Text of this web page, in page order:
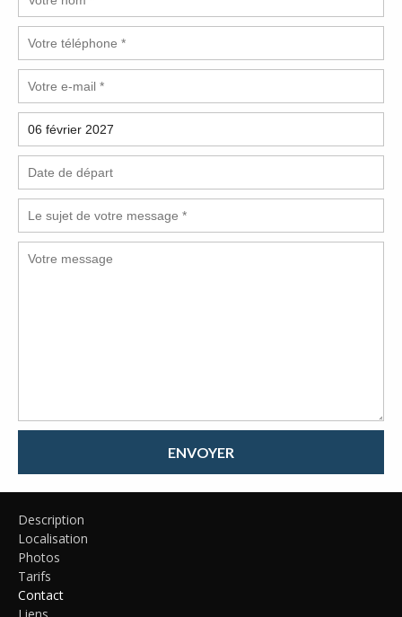
ENVOYER
Description
Localisation
Photos
Tarifs
Contact